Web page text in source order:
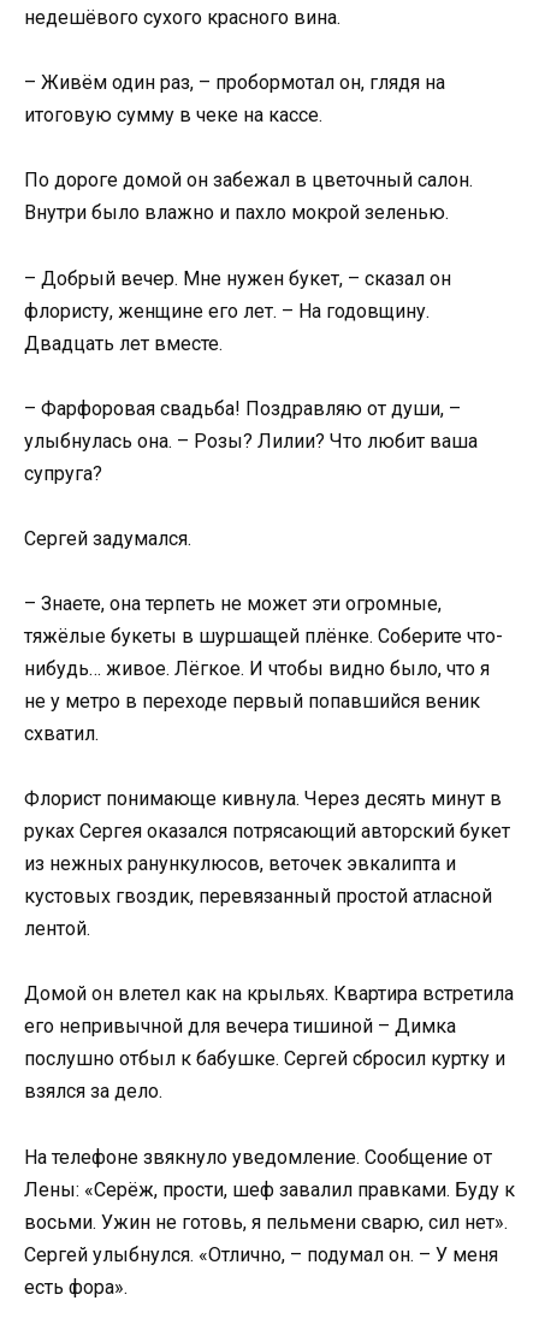
недешёвого сухого красного вина.
– Живём один раз, – пробормотал он, глядя на
итоговую сумму в чеке на кассе.
По дороге домой он забежал в цветочный салон.
Внутри было влажно и пахло мокрой зеленью.
– Добрый вечер. Мне нужен букет, – сказал он
флористу, женщине его лет. – На годовщину.
Двадцать лет вместе.
– Фарфоровая свадьба! Поздравляю от души, –
улыбнулась она. – Розы? Лилии? Что любит ваша
супруга?
Сергей задумался.
– Знаете, она терпеть не может эти огромные,
тяжёлые букеты в шуршащей плёнке. Соберите что-
нибудь… живое. Лёгкое. И чтобы видно было, что я
не у метро в переходе первый попавшийся веник
схватил.
Флорист понимающе кивнула. Через десять минут в
руках Сергея оказался потрясающий авторский букет
из нежных ранункулюсов, веточек эвкалипта и
кустовых гвоздик, перевязанный простой атласной
лентой.
Домой он влетел как на крыльях. Квартира встретила
его непривычной для вечера тишиной – Димка
послушно отбыл к бабушке. Сергей сбросил куртку и
взялся за дело.
На телефоне звякнуло уведомление. Сообщение от
Лены: «Серёж, прости, шеф завалил правками. Буду к
восьми. Ужин не готовь, я пельмени сварю, сил нет».
Сергей улыбнулся. «Отлично, – подумал он. – У меня
есть фора».